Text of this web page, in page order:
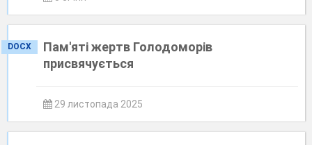
DOCX
Пам'яті жертв Голодоморів
присвячується
29 листопада 2025